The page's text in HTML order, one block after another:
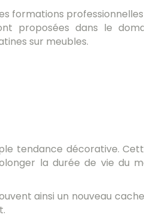
formations
proposées dans le
sur meubles.
tendance décorative.
la durée de vie du
ainsi un nouveau